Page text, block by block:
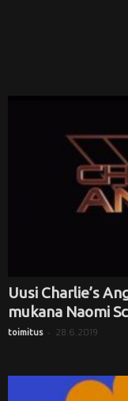
Uusi Charlie’s
mukana Naomi
toimitus - 28.6.2019